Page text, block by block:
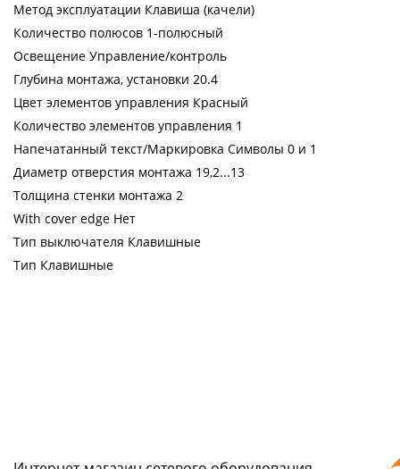
Метод эксплуатации Клавиша (качели)
Количество полюсов 1-полюсный
Освещение Управление/контроль
Глубина монтажа, установки 20.4
Цвет элементов управления Красный
Количество элементов управления 1
Напечатанный текст/Маркировка Символы 0 и 1
Диаметр отверстия монтажа 19,2...13
Толщина стенки монтажа 2
With cover edge Нет
Тип выключателя Клавишные
Тип Клавишные